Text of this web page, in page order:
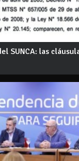
SUNCA: las